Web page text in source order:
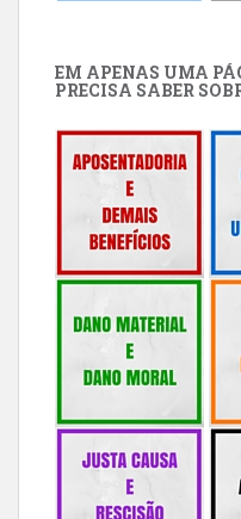
EM APENAS UMA
PRECISA SABER